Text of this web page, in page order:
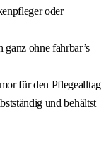
oder
ohne fahrbar’s
für den Pflegealltag
und behältst